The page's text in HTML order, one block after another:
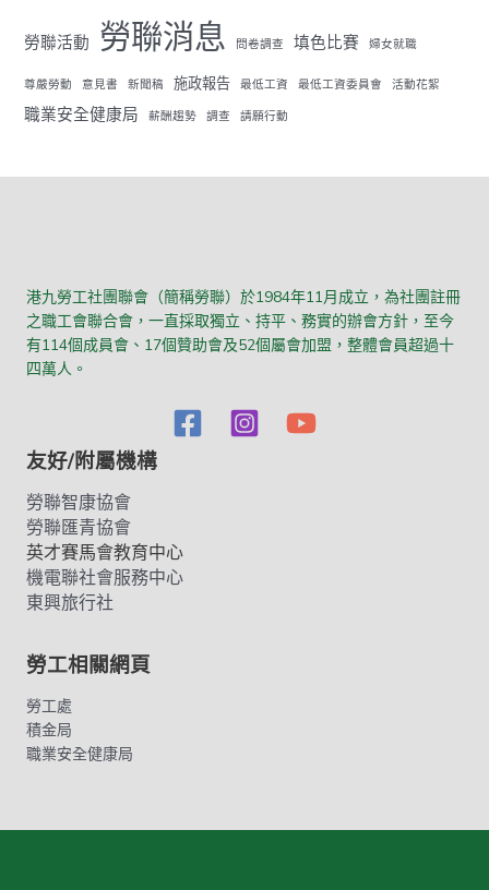
勞聯活動 勞聯消息 問卷調查 填色比賽 婦女就職
尊嚴勞動 意見書 新聞稿 施政報告 最低工資 最低工資委員會 活動花絮
職業安全健康局 薪酬趨勢 調查 請願行動
港九勞工社團聯會（簡稱勞聯）於1984年11月成立，為社團註冊
之職工會聯合會，一直採取獨立、持平、務實的辦會方針，至今
有114個成員會、17個贊助會及52個屬會加盟，整體會員超過十
四萬人。
友好/附屬機構
勞聯智康協會
勞聯匯青協會
英才賽馬會教育中心
機電聯社會服務中心
東興旅行社
勞工相關網頁
勞工處
積金局
職業安全健康局